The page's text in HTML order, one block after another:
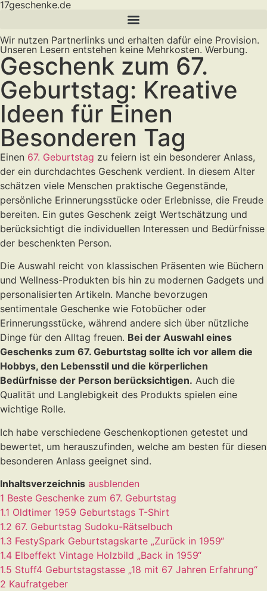
17geschenke.de
Wir nutzen Partnerlinks und erhalten dafür eine Provision.
Unseren Lesern entstehen keine Mehrkosten. Werbung.
Geschenk zum 67.
Geburtstag: Kreative
Ideen für Einen
Besonderen Tag
Einen 67. Geburtstag zu feiern ist ein besonderer Anlass,
der ein durchdachtes Geschenk verdient. In diesem Alter
schätzen viele Menschen praktische Gegenstände,
persönliche Erinnerungsstücke oder Erlebnisse, die Freude
bereiten. Ein gutes Geschenk zeigt Wertschätzung und
berücksichtigt die individuellen Interessen und Bedürfnisse
der beschenkten Person.
Die Auswahl reicht von klassischen Präsenten wie Büchern
und Wellness-Produkten bis hin zu modernen Gadgets und
personalisierten Artikeln. Manche bevorzugen
sentimentale Geschenke wie Fotobücher oder
Erinnerungsstücke, während andere sich über nützliche
Dinge für den Alltag freuen. Bei der Auswahl eines
Geschenks zum 67. Geburtstag sollte ich vor allem die
Hobbys, den Lebensstil und die körperlichen
Bedürfnisse der Person berücksichtigen. Auch die
Qualität und Langlebigkeit des Produkts spielen eine
wichtige Rolle.
Ich habe verschiedene Geschenkoptionen getestet und
bewertet, um herauszufinden, welche am besten für diesen
besonderen Anlass geeignet sind.
Inhaltsverzeichnis ausblenden
1 Beste Geschenke zum 67. Geburtstag
1.1 Oldtimer 1959 Geburtstags T-Shirt
1.2 67. Geburtstag Sudoku-Rätselbuch
1.3 FestySpark Geburtstagskarte „Zurück in 1959“
1.4 Elbeffekt Vintage Holzbild „Back in 1959“
1.5 Stuff4 Geburtstagstasse „18 mit 67 Jahren Erfahrung“
2 Kaufratgeber